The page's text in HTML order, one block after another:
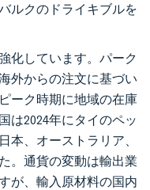
ルクのドライキブルを
化しています。パーク
外からの注文に基づい
ーク時期に地域の在庫
は2024年にタイのペッ
本、オーストラリア、
。通貨の変動は輸出業
が、輸入原材料の国内